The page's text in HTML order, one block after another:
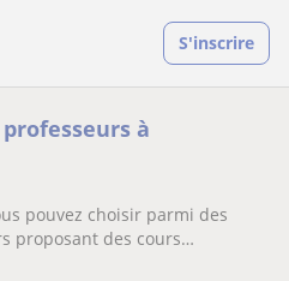
S'inscrire
à
pouvez choisir parmi des
proposant des cours